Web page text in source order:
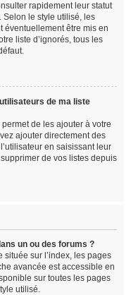
rapidement leur statut
Selon le style utilisé, les
éventuellement être mis en
liste d’ignorés, tous les
de ma liste
de les ajouter à votre
ajouter directement des
en saisissant leur
de vos listes depuis
un ou des forums ?
sur l’index, les pages
avancée est accessible en
sur toutes les pages
utilisé.